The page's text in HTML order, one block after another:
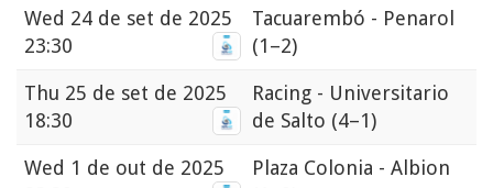
Wed 24 de set de 2025
23:30
Tacuarembó - Penarol
(1–2)
Thu 25 de set de 2025
18:30
Racing - Universitario
de Salto (4–1)
Wed 1 de out de 2025
Plaza Colonia - Albion